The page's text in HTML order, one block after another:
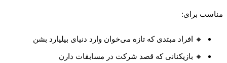
مناسب برای:
🔸 افراد مبتدی که تازه می‌خوان وارد دنیای بیلیارد بشن
🔸 بازیکنانی که قصد شرکت در مسابقات دارن